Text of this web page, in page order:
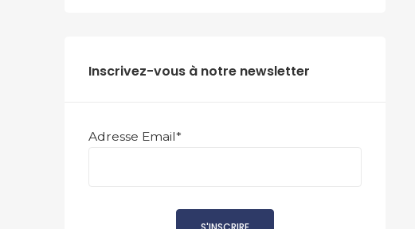
Inscrivez-vous à notre newsletter
Adresse Email*